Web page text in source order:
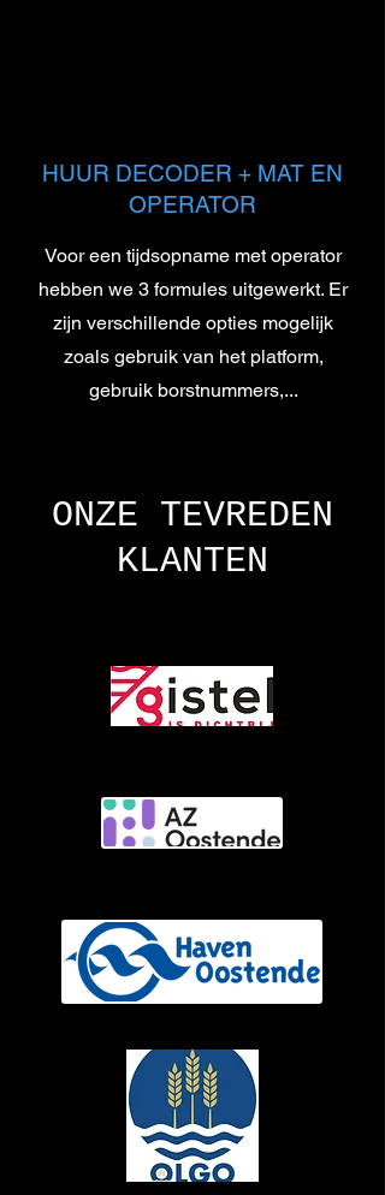
HUUR DECODER + MAT EN
OPERATOR
Voor een tijdsopname met operator
hebben we 3 formules uitgewerkt. Er
zijn verschillende opties mogelijk
zoals gebruik van het platform,
gebruik borstnummers,...
ONZE TEVREDEN
KLANTEN